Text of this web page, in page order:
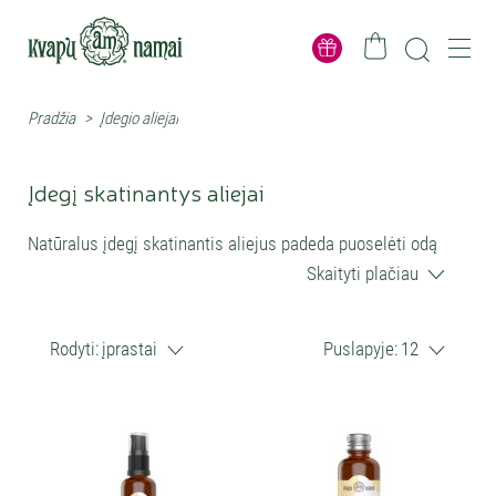
Pradžia > Įdegio aliejai
Įdegį skatinantys aliejai
Natūralus įdegį skatinantis aliejus padeda puoselėti odą
saulėtuoju sezonu, suteikia jai glotnumo, švytėjimo ir gali
erškėtuogėmis ir kitais odą maitinančiais ingredientais.
priežiūrai po saulės vonių. Svarbu prisiminti – įdegio aliejus
neatstoja SPF apsaugos nuo saulės.
Skaityti plačiau
Rodyti: įprastai Puslapyje: 12